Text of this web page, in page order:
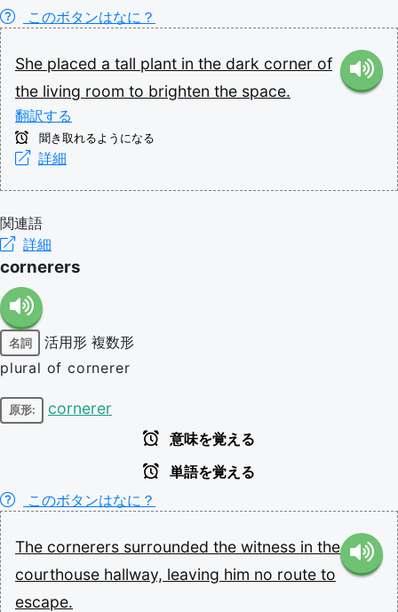
このボタンはなに？
She placed a tall plant in the dark corner of
the living room to brighten the space.
翻訳する
聞き取れるようになる
詳細
関連語
詳細
cornerers
名詞 活用形 複数形
plural of cornerer
原形: cornerer
意味を覚える
単語を覚える
このボタンはなに？
The cornerers surrounded the witness in the
courthouse hallway, leaving him no route to
escape.